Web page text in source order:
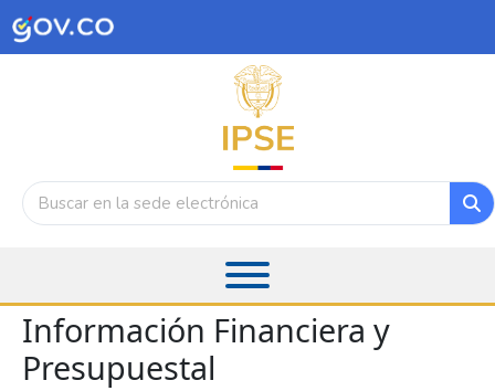
Información Financiera y
Presupuestal